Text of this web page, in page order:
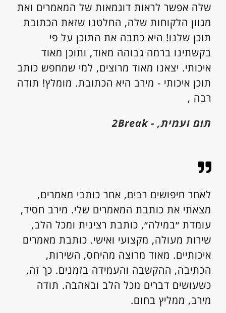
שלה אפשר לראות דוגמאות של המאמרים ואת
מגוון הלקוחות שלה, החלטנו שזאת הכתובת
תוכן שלנו! היא כתבה את התוכן על פי
בקשתינו ברמה גבוהה מאוד, ותוכן מאוד
איכותי. יצאנו מאוד מרוצים, למי שמחפש כותב
תוכן איכותי - מירב היא הכתובת. מומלץ! תודה
רבה ,
תום ועמית, - 2Break
לאחר חיפושים רבים, אחר כותבי מאמרים,
מצאתי את כותבת המאמרים שלי. מירב חסיד,
עומדת ״במילה״, כותבת רצינית ומכל הלב,
שירות מעולה, מקצועי ואישי. כותבת מאמרים
איכותיים. מאוד מרוצה מהיחס, השירות,
הכתיבה, ההקשבה והעמידה בזמנים. כך זה,
כשעושים דברים מכל הלב ובאהבה. תודה
מירב, ממליץ בחום.